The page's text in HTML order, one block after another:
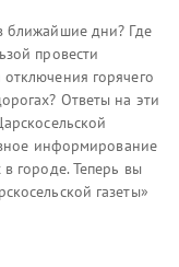
ближайшие дни? Где
провести
горячего
Ответы на эти
информирование
городе. Теперь вы
газеты»